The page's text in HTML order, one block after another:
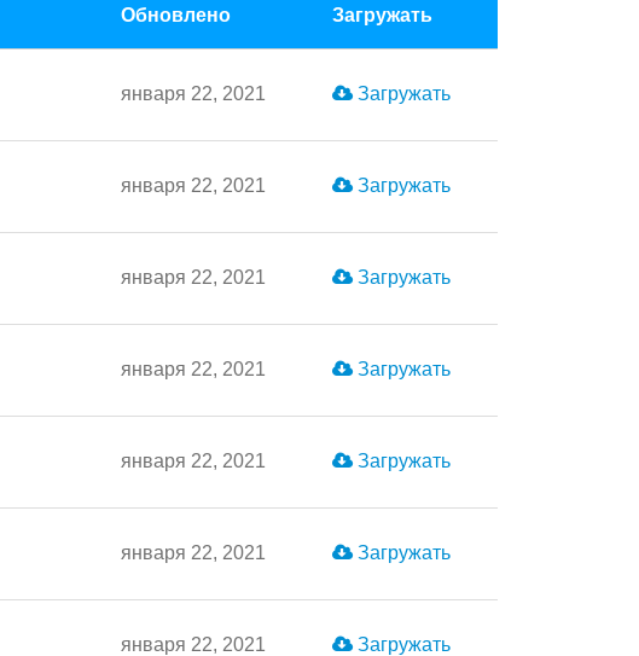
Обновлено Загружать
января 22, 2021 Загружать
января 22, 2021 Загружать
января 22, 2021 Загружать
января 22, 2021 Загружать
января 22, 2021 Загружать
января 22, 2021 Загружать
января 22, 2021 Загружать